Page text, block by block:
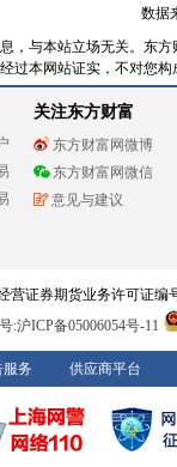
数据
，与本站立场无关。东
过本网站证实，不对您
关注东方财富
东方财富网微博
东方财富网微信
意见与建议
证券期货业务许可证编
:沪ICP备05006054号-11
服务 供应商平台